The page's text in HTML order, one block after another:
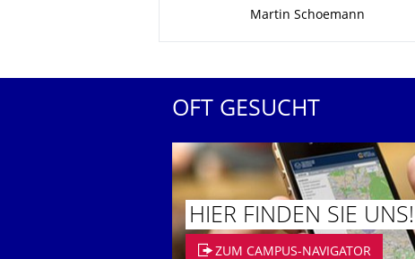
Martin Schoemann
OFT GESUCHT
HIER FINDEN SIE UNS!
ZUM CAMPUS-NAVIGATOR